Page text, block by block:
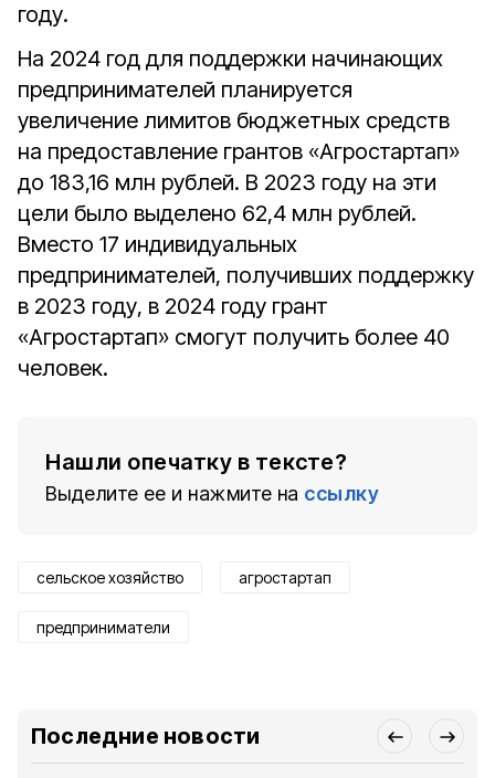
году.
На 2024 год для поддержки начинающих
предпринимателей планируется
увеличение лимитов бюджетных средств
на предоставление грантов «Агростартап»
до 183,16 млн рублей. В 2023 году на эти
цели было выделено 62,4 млн рублей.
Вместо 17 индивидуальных
предпринимателей, получивших поддержку
в 2023 году, в 2024 году грант
«Агростартап» смогут получить более 40
человек.
Нашли опечатку в тексте?
Выделите ее и нажмите на ссылку
сельское хозяйство агростартап
предприниматели
Последние новости